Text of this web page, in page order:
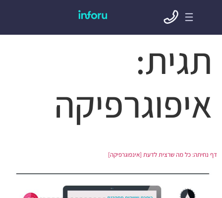
תגית:
איפוגרפיקה
דף נחיתה: כל מה שרצית לדעת [אינפוגרפיקה]